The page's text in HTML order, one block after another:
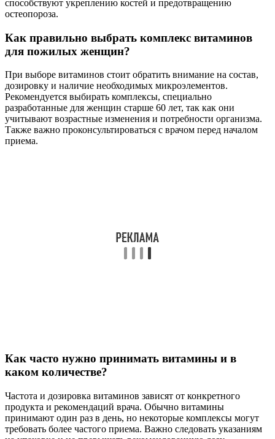
способствуют укреплению костей и предотвращению
остеопороза.
Как правильно выбрать комплекс витаминов
для пожилых женщин?
При выборе витаминов стоит обратить внимание на состав,
дозировку и наличие необходимых микроэлементов.
Рекомендуется выбирать комплексы, специально
разработанные для женщин старше 60 лет, так как они
учитывают возрастные изменения и потребности организма.
Также важно проконсультироваться с врачом перед началом
приема.
Как часто нужно принимать витамины и в
каком количестве?
Частота и дозировка витаминов зависят от конкретного
продукта и рекомендаций врача. Обычно витамины
принимают один раз в день, но некоторые комплексы могут
требовать более частого приема. Важно следовать указаниям